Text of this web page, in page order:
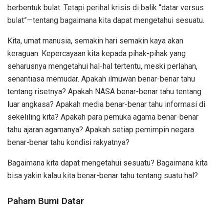
berbentuk bulat. Tetapi perihal krisis di balik “datar versus
bulat”—tentang bagaimana kita dapat mengetahui sesuatu.
Kita, umat manusia, semakin hari semakin kaya akan
keraguan. Kepercayaan kita kepada pihak-pihak yang
seharusnya mengetahui hal-hal tertentu, meski perlahan,
senantiasa memudar. Apakah ilmuwan benar-benar tahu
tentang risetnya? Apakah NASA benar-benar tahu tentang
luar angkasa? Apakah media benar-benar tahu informasi di
sekeliling kita? Apakah para pemuka agama benar-benar
tahu ajaran agamanya? Apakah setiap pemimpin negara
benar-benar tahu kondisi rakyatnya?
Bagaimana kita dapat mengetahui sesuatu? Bagaimana kita
bisa yakin kalau kita benar-benar tahu tentang suatu hal?
Paham Bumi Datar